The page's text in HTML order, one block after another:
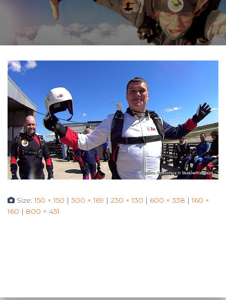
Size:150 × 150 | 300 × 169 | 230 × 130 | 600 × 338 | 160 ×
160 | 800 × 451